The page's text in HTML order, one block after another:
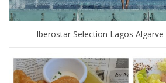
Iberostar Selection Lagos